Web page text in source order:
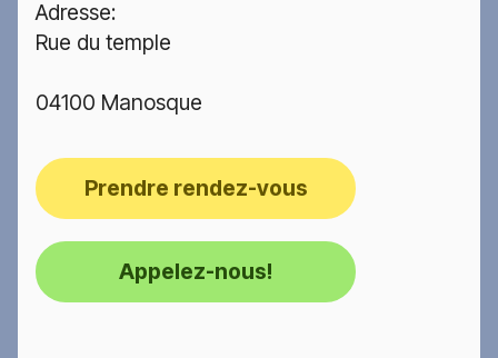
Adresse:
Rue du temple
04100 Manosque
Prendre rendez-vous
Appelez-nous!